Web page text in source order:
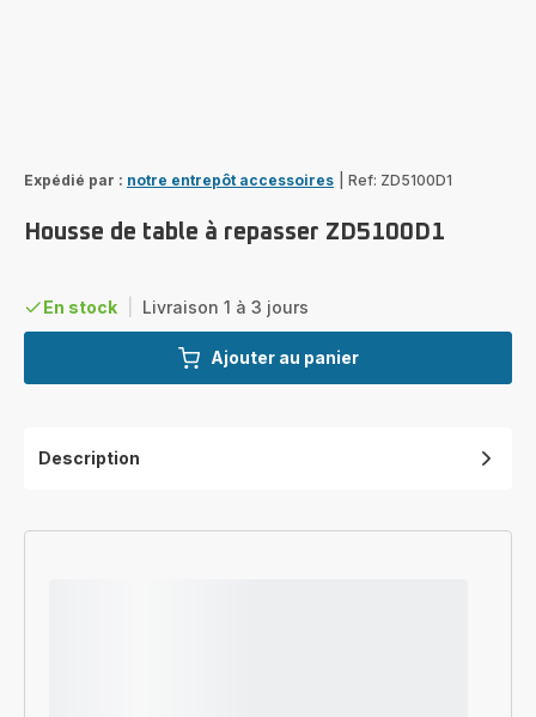
Expédié par : notre entrepôt accessoires Ref: ZD5100D1
Housse de table à repasser ZD5100D1
En stock Livraison 1 à 3 jours
Ajouter au panier
Description